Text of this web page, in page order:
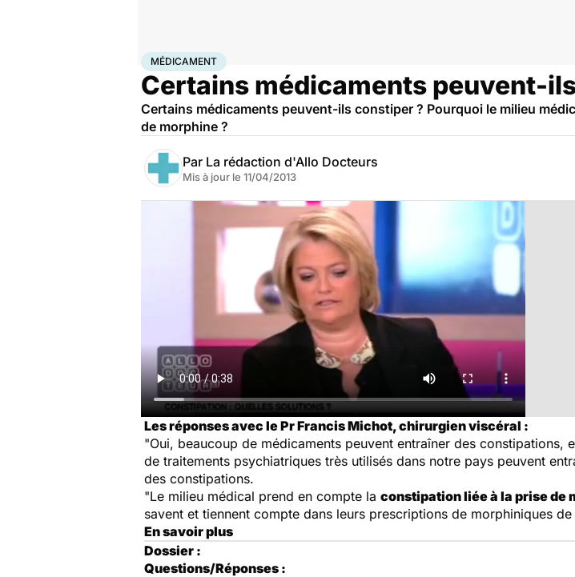
AccueilSantéMédicament
MÉDICAMENT
Certains médicaments peuvent-
Certains médicaments peuvent-ils constiper ? Pourquoi le milieu
de morphine ?
Par La rédaction d'Allo Docteurs
Mis à jour le 11/04/2013
Les réponses avec le Pr Francis Michot, chirurgien viscéral :
"Oui, beaucoup de médicaments peuvent entraîner des
de traitements psychiatriques très utilisés dans notre pays peuvent
des constipations.
"Le milieu médical prend en compte la constipation liée à la prise de
savent et tiennent compte dans leurs prescriptions de morphiniques
En savoir plus
Dossier :
Questions/Réponses :